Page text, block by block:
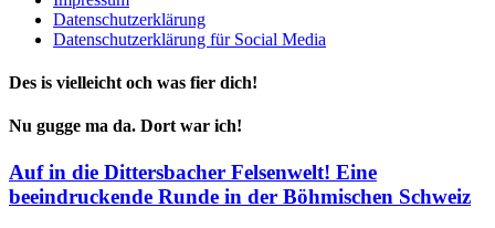
Datenschutzerklärung
Datenschutzerklärung für Social Media
Des is vielleicht och was fier dich!
Nu gugge ma da. Dort war ich!
Auf in die Dittersbacher Felsenwelt! Eine
beeindruckende Runde in der Böhmischen Schweiz